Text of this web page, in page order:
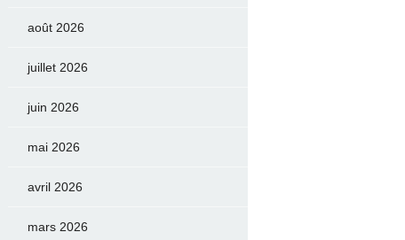
août 2026
juillet 2026
juin 2026
mai 2026
avril 2026
mars 2026